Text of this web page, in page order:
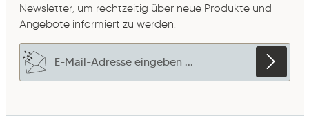
Newsletter, um rechtzeitig über neue Produkte und
Angebote informiert zu werden.
E-Mail-Adresse*